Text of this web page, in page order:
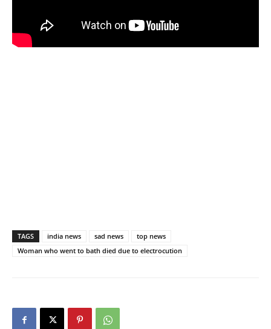
TAGS india news sad news
top news
Woman who went to bath died due to electrocution